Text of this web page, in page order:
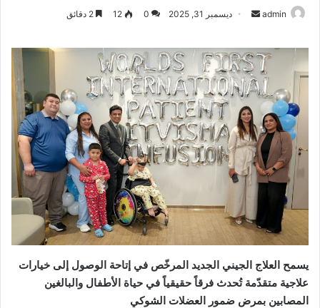
admin
أرسل
إلكترونيا
ديسمبر 31, 2025 0
12
يسمح العلاج الجيني الجديد المرخّص في إتاحة الوصول إلى خيارات
علاجية متقدّمة تُحدث فرقاً حقيقياً في حياة الأطفال والبالغين
المصابين بمرض ضمور العضلات الشوكي